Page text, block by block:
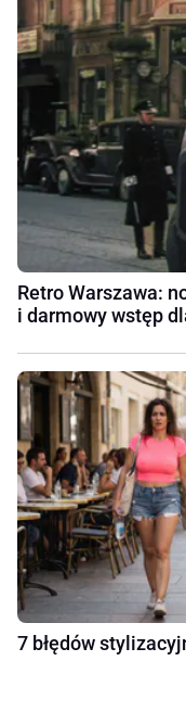
Retro Warszawa:
i darmowy wstęp
7 błędów